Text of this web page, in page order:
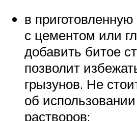
в
с цементом или
добавить битое
позволит
грызунов. Не
об
растворов;